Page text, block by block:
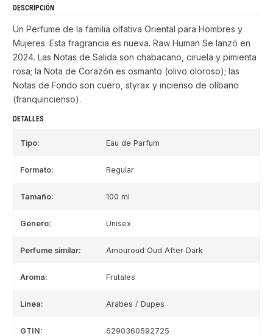
DESCRIPCIÓN
Un Perfume de la familia olfativa Oriental para Hombres y
Mujeres. Esta fragrancia es nueva. Raw Human Se lanzó en
2024. Las Notas de Salida son chabacano, ciruela y pimienta
rosa; la Nota de Corazón es osmanto (olivo oloroso); las
Notas de Fondo son cuero, styrax y incienso de olíbano
(franquincienso).
DETALLES
Tipo: Eau de Parfum
Formato: Regular
Tamaño: 100 ml
Género: Unisex
Perfume similar: Amouroud Oud After Dark
Aroma: Frutales
Linea: Arabes / Dupes
GTIN: 6290360592725